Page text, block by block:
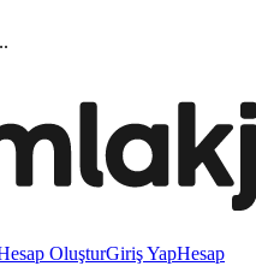
OluşturGiriş YapHesap